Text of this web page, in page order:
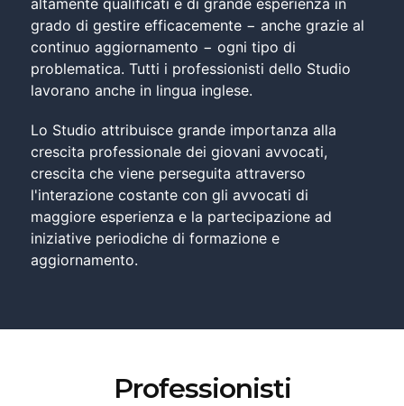
Marianna Savino
altamente qualificati e di grande esperienza in
grado di gestire efficacemente − anche grazie al
continuo aggiornamento − ogni tipo di
problematica. Tutti i professionisti dello Studio
lavorano anche in lingua inglese.
Lo Studio attribuisce grande importanza alla
crescita professionale dei giovani avvocati,
crescita che viene perseguita attraverso
l'interazione costante con gli avvocati di
maggiore esperienza e la partecipazione ad
iniziative periodiche di formazione e
aggiornamento.
Professionisti